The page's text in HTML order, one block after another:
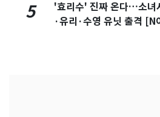
5
'효리수' 진짜 온다…소녀
·유리·수영 유닛 출격 [N